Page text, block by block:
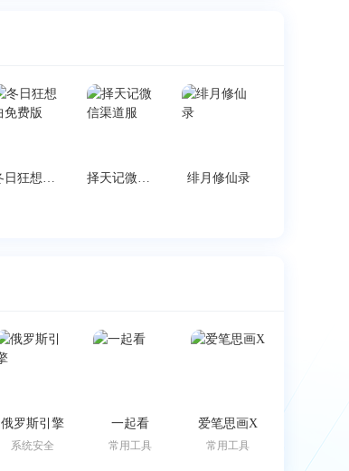
冬日狂想曲免费版 择天记微信渠道服 绯月修仙录
俄罗斯引擎
系统安全
一起看
常用工具
爱笔思画X
常用工具